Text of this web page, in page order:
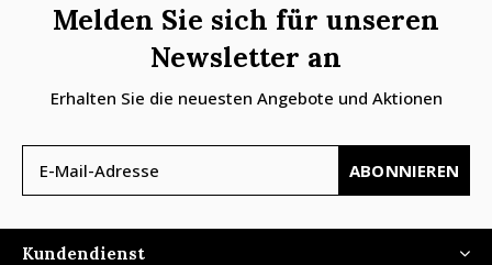
Melden Sie sich für unseren
Newsletter an
Erhalten Sie die neuesten Angebote und Aktionen
ABONNIEREN
Kundendienst